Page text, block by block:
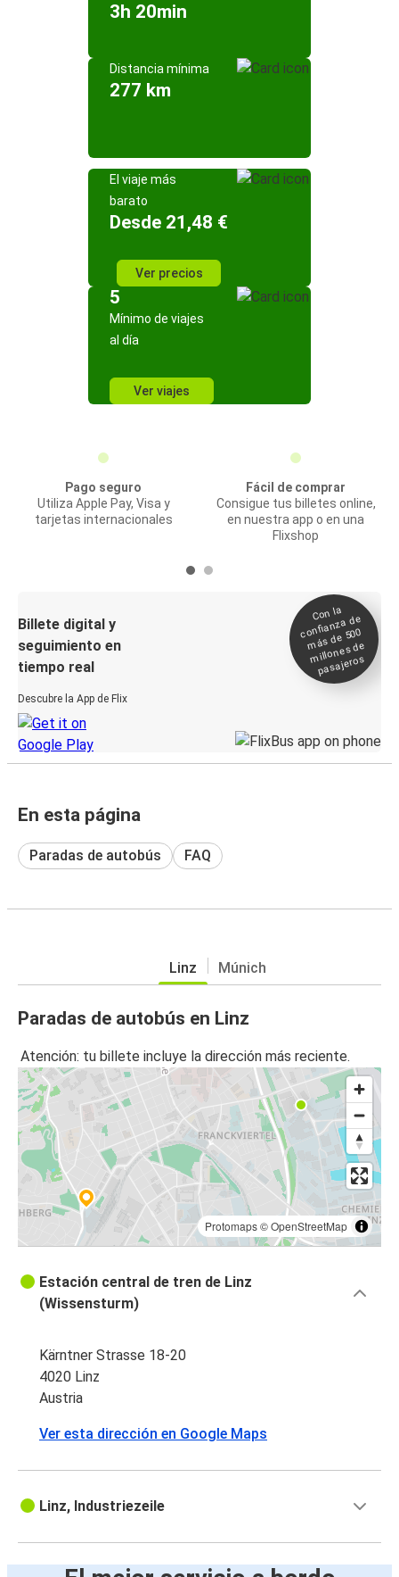
3h 20min
Distancia mínima
277 km
El viaje más
barato
Desde 21,48 €
Ver precios
5
Mínimo de viajes
al día
Ver viajes
Pago seguro
Utiliza Apple Pay, Visa y
tarjetas internacionales
Fácil de comprar
Consigue tus billetes online,
en nuestra app o en una
Flixshop
Billete digital y
seguimiento en
tiempo real
Descubre la App de Flix
Con la
confianza de
más de 500
millones de
pasajeros
En esta página
Paradas de autobús FAQ
Linz Múnich
Paradas de autobús en Linz
Atención: tu billete incluye la dirección más reciente.
Protomaps©OpenStreetMap
Estación central de tren de Linz
(Wissensturm)
Kärntner Strasse 18-20
4020 Linz
Austria
Ver esta dirección en Google Maps
Linz, Industriezeile